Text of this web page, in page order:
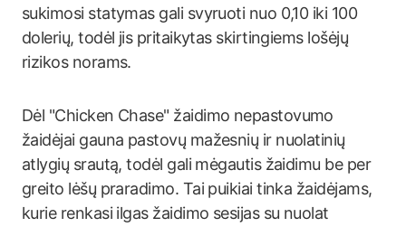
sukimosi statymas gali svyruoti nuo 0,10 iki 100
dolerių, todėl jis pritaikytas skirtingiems lošėjų
rizikos norams.
Dėl "Chicken Chase" žaidimo nepastovumo
žaidėjai gauna pastovų mažesnių ir nuolatinių
atlygių srautą, todėl gali mėgautis žaidimu be per
greito lėšų praradimo. Tai puikiai tinka žaidėjams,
kurie renkasi ilgas žaidimo sesijas su nuolat